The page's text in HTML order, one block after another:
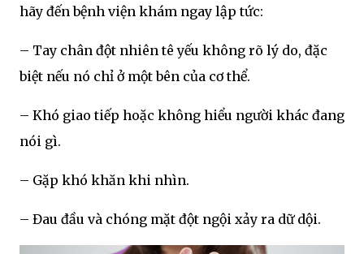
hãy đến bệnh viện khám ngay lập tức:
– Tay chân đột nhiên tê yếu không rõ lý do, đặc
biệt nếu nó chỉ ở một bên của cơ thể.
– Khó giao tiếp hoặc không hiểu người khác đang
nói gì.
– Gặp khó khăn khi nhìn.
– Đau đầu và chóng mặt đột ngội xảy ra dữ dội.